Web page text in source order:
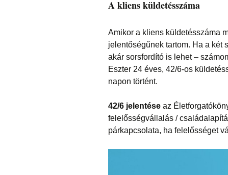
A kliens küldetésszáma
Amikor a kliens küldetésszáma
jelentőségűnek tartom. Ha a két
akár sorsfordító is lehet –
Eszter 24 éves, 42/6-os
napon történt.
42/6 jelentése az
felelősségvállalás /
párkapcsolata, ha felelősséget